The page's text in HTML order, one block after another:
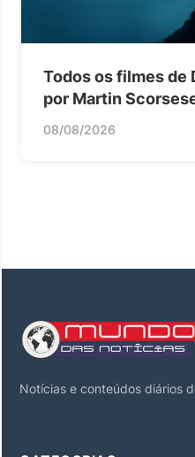
Todos os filmes de
por Martin
08/08/2026
Notícias e conteúdos diários